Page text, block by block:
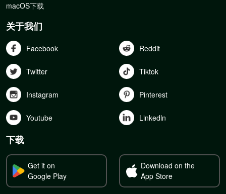
macOS下载
关于我们
Facebook Reddit
Twitter Tiktok
Instagram Pinterest
Youtube Linkedln
下载
Get it on
Google Play
Download on the
App Store